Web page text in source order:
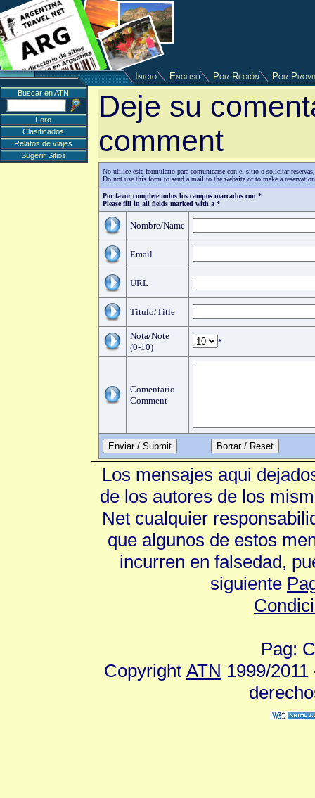
Inicio English Por Región Por
Deje su
comment
No utilice este formulario para comunicarse con el sitio o solicitar
Do not use this form to send a mail to the website or to make a
Por favor complete todos los campos marcados con *
Please fill in all fields marked with a *
Nombre/Name
Email
URL
Titulo/Title
Nota/Note
(0-10)
*
Comentario
Comment
Enviar / Submit
Buscar en ATN
Foro
Clasificados
Relatos de viajes
Sugerir Sitios
Los mensajes aqui
de los autores de los
Net cualquier
que algunos de estos
incurren en falsedad,
siguiente
Pag:
Copyright ATN 1999/